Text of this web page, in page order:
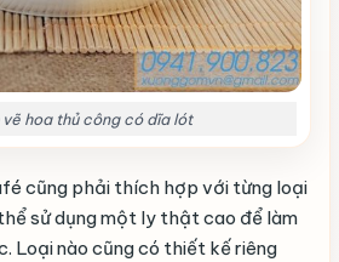
hoa thủ công có dĩa lót
cũng phải thích hợp với từng loại
sử dụng một ly thật cao để làm
Loại nào cũng có thiết kế riêng